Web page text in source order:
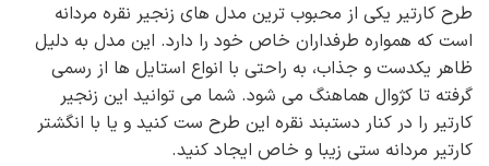
طرح کارتیر یکی از محبوب ترین مدل های زنجیر نقره مردانه
است که همواره طرفداران خاص خود را دارد. این مدل به دلیل
ظاهر یکدست و جذاب، به راحتی با انواع استایل ها از رسمی
گرفته تا کژوال هماهنگ می شود. شما می توانید این زنجیر
کارتیر را در کنار دستبند نقره این طرح ست کنید و یا با انگشتر
کارتیر مردانه ستی زیبا و خاص ایجاد کنید.